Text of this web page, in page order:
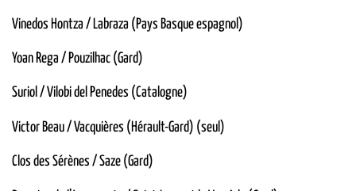
Vinedos Hontza / Labraza (Pays Basque espagnol)
Yoan Rega / Pouzilhac (Gard)
Suriol / Vilobi del Penedes (Catalogne)
Victor Beau / Vacquières (Hérault-Gard) (seul)
Clos des Sérènes / Saze (Gard)